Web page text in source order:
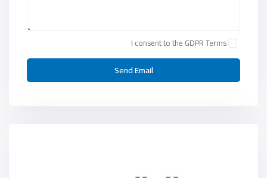
I consent to the GDPR Terms